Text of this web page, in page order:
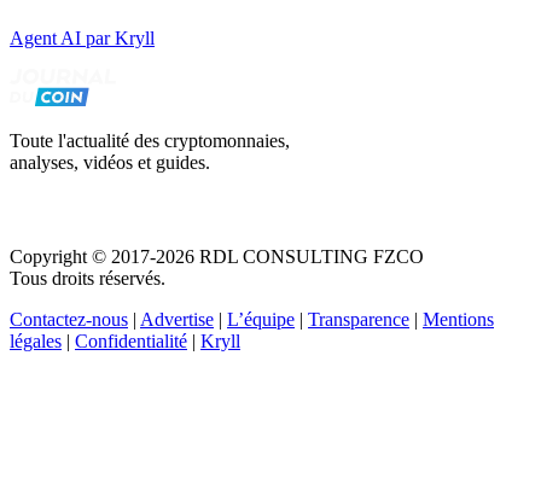
Agent AI par Kryll
Toute l'actualité des cryptomonnaies,
analyses, vidéos et guides.
Copyright © 2017-2026 RDL CONSULTING FZCO
Tous droits réservés.
Contactez-nous | Advertise | L’équipe | Transparence | Mentions
légales | Confidentialité | Kryll